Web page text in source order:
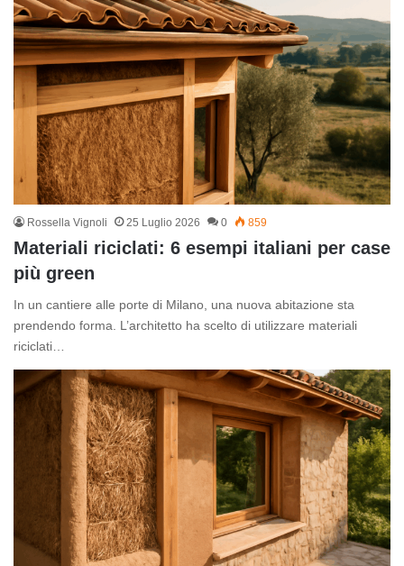
Rossella Vignoli 25 Luglio 2026 0 859
Materiali riciclati: 6 esempi italiani per case
più green
In un cantiere alle porte di Milano, una nuova abitazione sta
prendendo forma. L’architetto ha scelto di utilizzare materiali
riciclati…